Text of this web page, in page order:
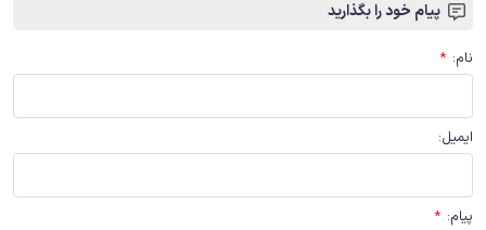
پیام خود را بگذارید
نام:
*
ایمیل:
پیام:
*